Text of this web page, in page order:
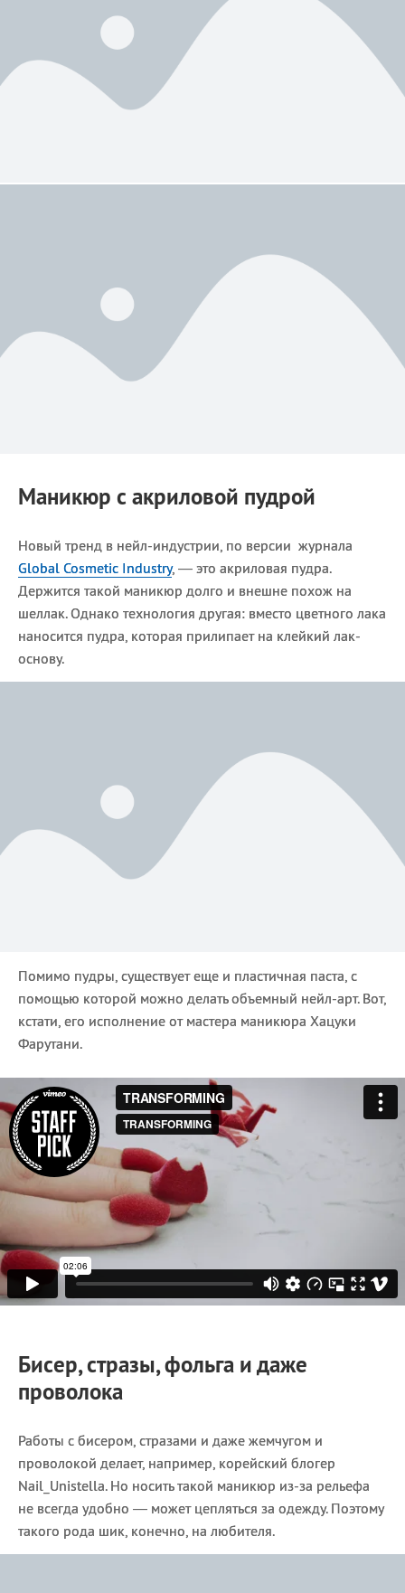
Маникюр с акриловой пудрой
Новый тренд в нейл-индустрии, по версии журнала
Global Cosmetic Industry, — это акриловая пудра.
Держится такой маникюр долго и внешне похож на
шеллак. Однако технология другая: вместо цветного лака
наносится пудра, которая прилипает на клейкий лак-
основу.
Помимо пудры, существует еще и пластичная паста, с
помощью которой можно делать объемный нейл-арт. Вот,
кстати, его исполнение от мастера маникюра Хацуки
Фарутани.
Бисер, стразы, фольга и даже
проволока
Работы с бисером, стразами и даже жемчугом и
проволокой делает, например, корейский блогер
Nail_Unistella. Но носить такой маникюр из-за рельефа
не всегда удобно — может цепляться за одежду. Поэтому
такого рода шик, конечно, на любителя.